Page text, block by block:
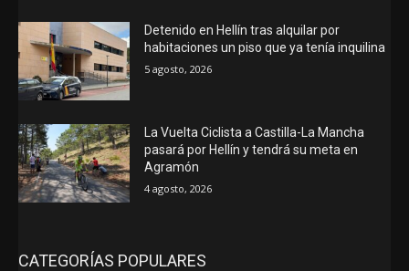
Detenido en Hellín tras alquilar por
habitaciones un piso que ya tenía inquilina
5 agosto, 2026
La Vuelta Ciclista a Castilla-La Mancha
pasará por Hellín y tendrá su meta en
Agramón
4 agosto, 2026
CATEGORÍAS POPULARES